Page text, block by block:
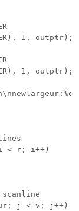
1, outptr);
1, outptr);
< r; i++)
j < v; j++)